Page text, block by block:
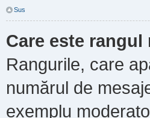
Sus
Care este
Rangurile, care
numărul de
exemplu